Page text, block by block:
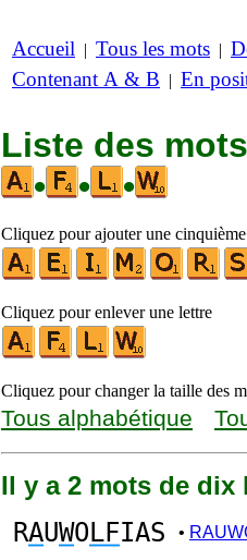
Accueil | Tous les mots |
Contenant A & B | En
Liste des
•
• •
Cliquez pour ajouter une
Cliquez pour enlever une lettre
Cliquez pour changer la taille des
Tous alphabétique
Il y a 2 mots de dix
RAUWO LFIAS •